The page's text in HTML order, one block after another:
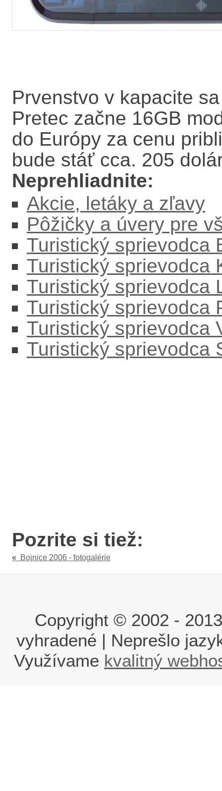
Prvenstvo v kapacite
Pretec začne 16GB
do Európy za cenu
bude stáť cca. 205
Neprehliadnite:
Akcie, letáky a zľavy
Pôžičky a úvery pre
Turistický sprievodca
Turistický sprievodca
Turistický sprievodca
Turistický sprievodca
Turistický sprievodca
Turistický sprievodca
Pozrite si tiež:
« Bojnice 2006 - fotogalérie
Copyright © 2002 -
vyhradené | Neprešlo
Využívame kvalitný